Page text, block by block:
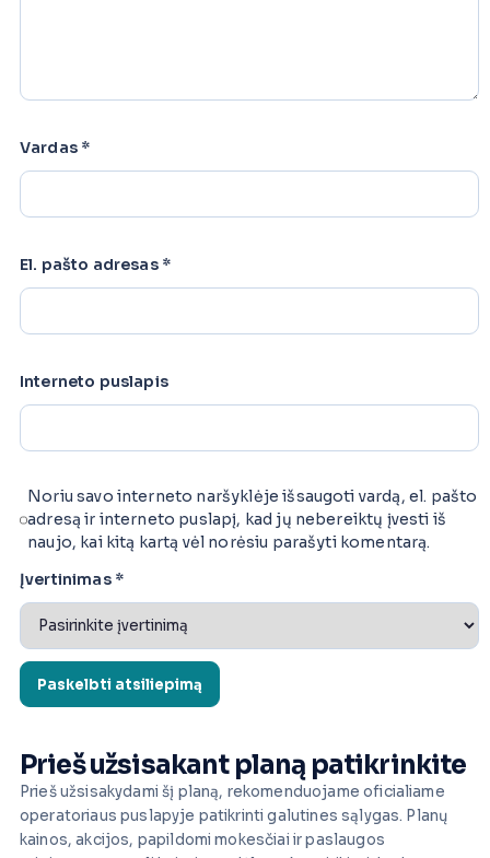
Vardas *
El. pašto adresas *
Interneto puslapis
Noriu savo interneto naršyklėje išsaugoti vardą, el. pašto
adresą ir interneto puslapį, kad jų nebereiktų įvesti iš
naujo, kai kitą kartą vėl norėsiu parašyti komentarą.
Įvertinimas *
Prieš užsisakant planą patikrinkite
Prieš užsisakydami šį planą, rekomenduojame oficialiame
operatoriaus puslapyje patikrinti galutines sąlygas. Planų
kainos, akcijos, papildomi mokesčiai ir paslaugos